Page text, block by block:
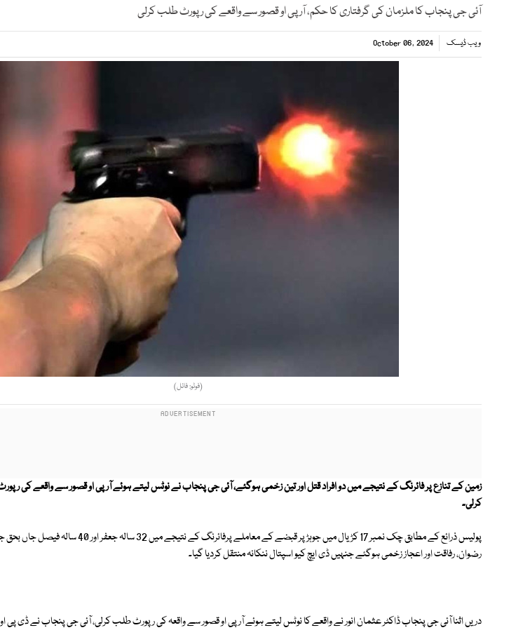
آئی جی پنجاب کا ملزمان کی گرفتاری کا حکم، آر پی او قصور سے واقعے کی رپورٹ طلب کرلی
ویب ڈیسک October 06, 2024
(فوٹو: فائل)
زمین کے تنازع پر فائرنگ کے نتیجے میں دو افراد قتل اور تین زخمی ہوگئے، آئی جی پنجاب نے نوٹس لیتے ہوئے آر پی او قصور سے واقعے کی
کرلی۔
پولیس ذرائع کے مطابق چک نمبر 17 کڑیال میں جوہڑ پر قبضے کے معاملے پرفائرنگ کے نتیجے میں 32 سالہ جعفر اور
رضوان، رفاقت اور اعجاز زخمی ہوگئے جنہیں ڈی ایچ کیو اسپتال ننکانہ منتقل کردیا گیا۔
دریں اثنا آئی جی پنجاب ڈاکٹر عثمان انور نے واقعے کا نوٹس لیتے ہوئے آر پی او قصور سے واقعہ کی رپورٹ طلب کرلی، آئی جی پنجاب نے ڈی پی او